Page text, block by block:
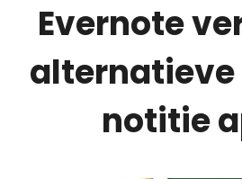
Evernote
notitie